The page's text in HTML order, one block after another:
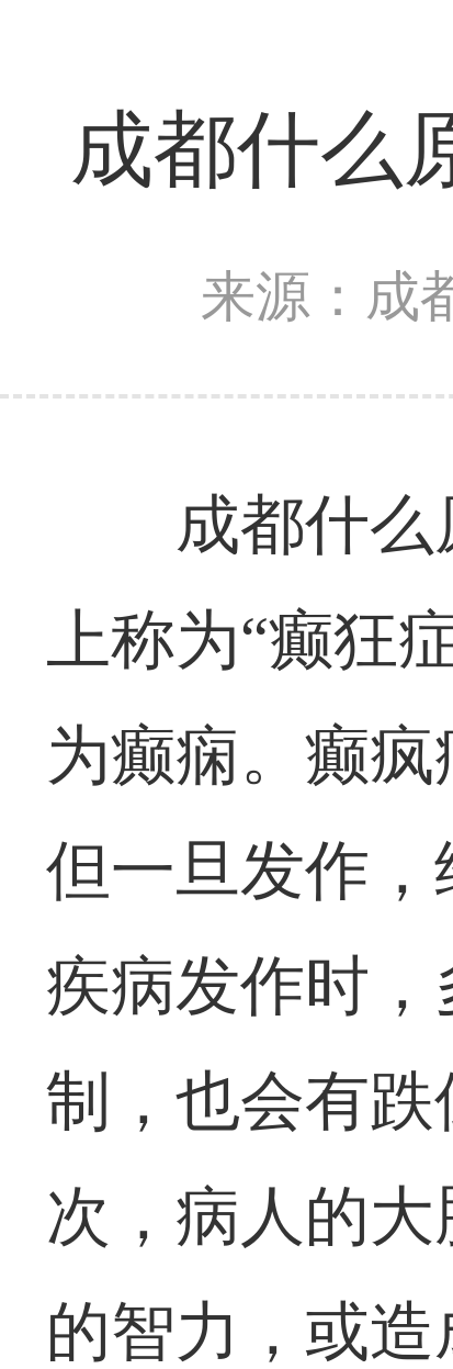
成都什么
来源：成
成都什
上称为“癫狂
为癫痫。癫
但一旦发作
疾病发作时
制，也会有
次，病人的
的智力，或